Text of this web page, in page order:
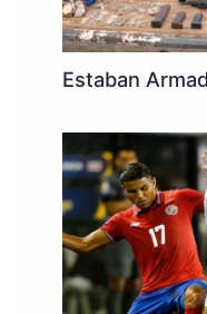
Estaban